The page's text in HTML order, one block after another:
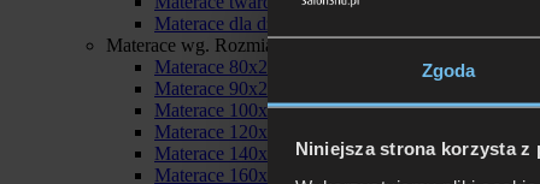
Zgoda
Niniejsza strona korzysta z
Materace dla dzieci
Materace wg. Rozmiaru
Materace 80x200
Materace 90x200
Materace 100x200
Materace 120x200
Materace 140x200
Materace 160x200